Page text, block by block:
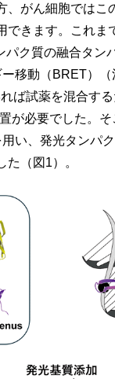
がん細胞では
きます。これ
ク質の融合タン
移動（BRET）
ば試薬を混合す
が必要でした。
い、発光タンパ
（図1）。